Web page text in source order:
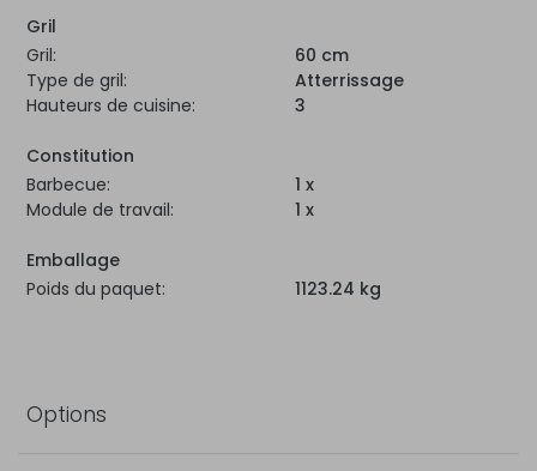
Gril
Gril:
60 cm
Type de gril:
Atterrissage
Hauteurs de cuisine:
3
Constitution
Barbecue:
1 x
Module de travail:
1 x
Emballage
Poids du paquet:
1123.24 kg
Options